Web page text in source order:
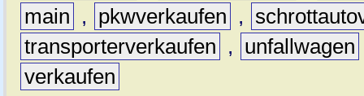
main
, pkwverkaufen ,
transporterverkaufen
, unfallwagen
verkaufen